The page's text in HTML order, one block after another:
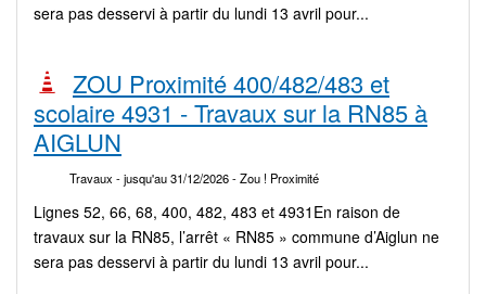
sera pas desservi à partir du lundi 13 avril pour...
ZOU Proximité 400/482/483 et
scolaire 4931 - Travaux sur la RN85 à
AIGLUN
Travaux - jusqu'au 31/12/2026- Zou ! Proximité
Lignes 52, 66, 68, 400, 482, 483 et 4931En raison de
travaux sur la RN85, l’arrêt « RN85 » commune d’Aiglun ne
sera pas desservi à partir du lundi 13 avril pour...